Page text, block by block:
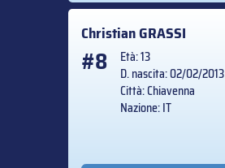
ChristianGRASSI
#8
Età: 13
D. nascita: 02/02/2013
Città: Chiavenna
Nazione: IT